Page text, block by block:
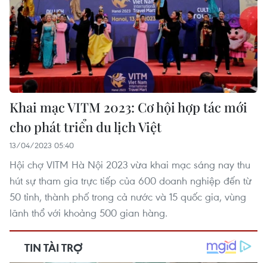
Khai mạc VITM 2023: Cơ hội hợp tác mới
cho phát triển du lịch Việt
13/04/2023 05:40
Hội chợ VITM Hà Nội 2023 vừa khai mạc sáng nay thu
hút sự tham gia trực tiếp của 600 doanh nghiệp đến từ
50 tỉnh, thành phố trong cả nước và 15 quốc gia, vùng
lãnh thổ với khoảng 500 gian hàng.
vietnamplus.vn
Quảng Trị triệt phá đường dây vận chuyển
hơn 210kg vật liệu nổ